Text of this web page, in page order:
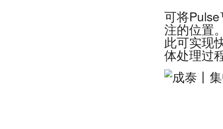
可将
注的位置
此可实现
体处理过